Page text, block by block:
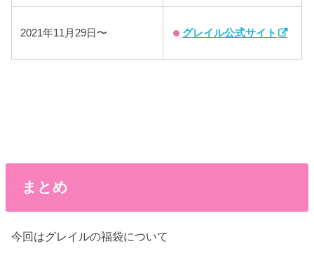
2021年11月29日〜 グレイル公式サイト
まとめ
今回はグレイルの福袋について